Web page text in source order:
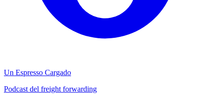
Un Espresso Cargado
Podcast del freight forwarding